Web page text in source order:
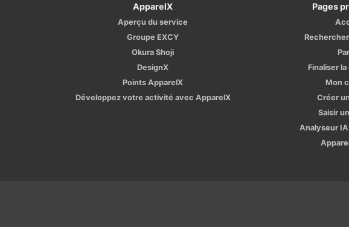
ApparelX
Aperçu du service
Groupe EXCY
Okura Shoji
DesignX
Points ApparelX
Développez votre activité avec ApparelX
Pages
Finaliser
Mon
Créer
Saisir
Analyseur IA